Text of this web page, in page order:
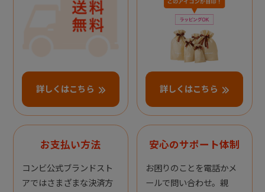
詳しくはこちら 詳しくはこちら
お支払い方法
コンビ公式ブランドスト
アではさまざまな決済方
安心のサポート体制
お困りのことを電話かメ
ールで問い合わせ。親